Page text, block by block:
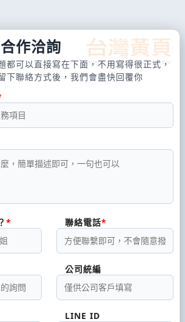
作洽詢
都可以直接寫在下面，不用寫得很正式，
下聯絡方式後，我們會盡快回覆你
聯絡電話
公司統編
LINE ID